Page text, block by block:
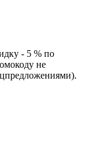
- 5 % по
не